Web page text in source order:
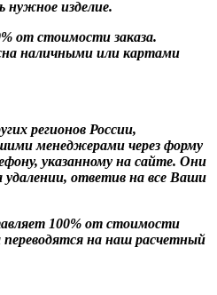
нужное изделие.
от стоимости заказа.
наличными или картами
регионов России,
менеджерами через форму
указанному на сайте. Они
удалении, ответив на все Ваши
100% от стоимости
переводятся на наш расчетный